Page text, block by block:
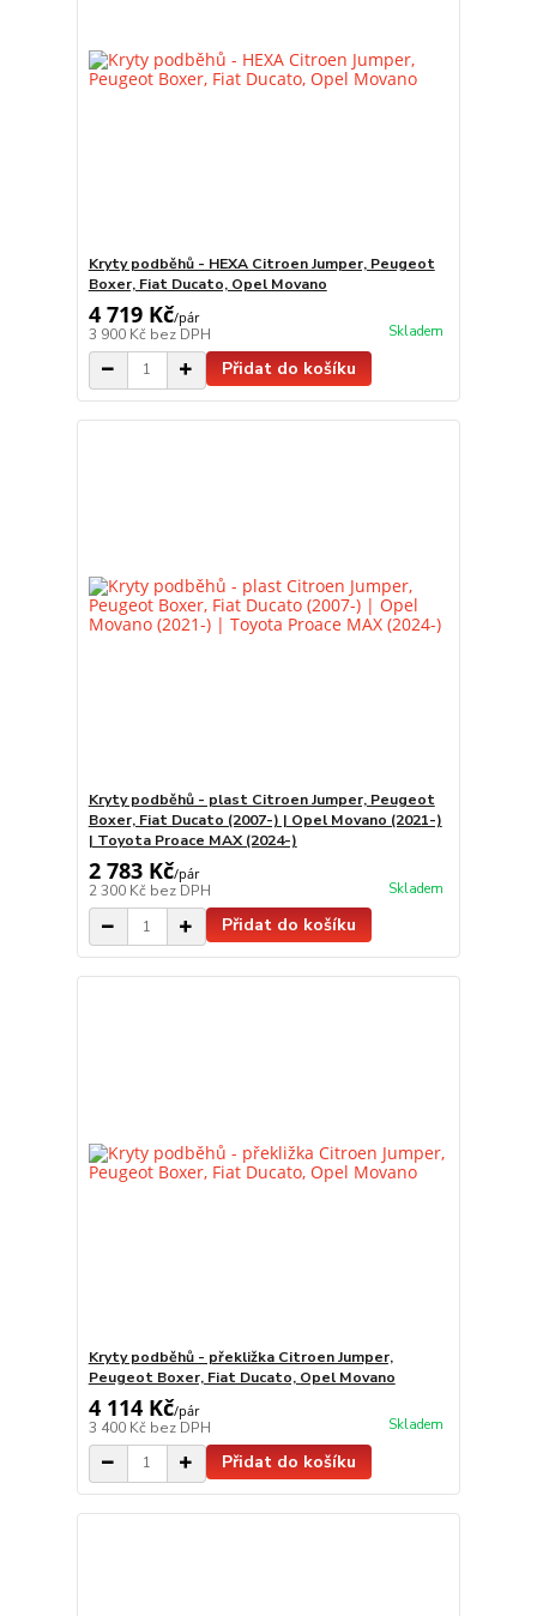
Kryty podběhů - HEXA Citroen Jumper, Peugeot
Boxer, Fiat Ducato, Opel Movano
4 719 Kč/pár
3 900 Kč bez DPH Skladem
Přidat do košíku
Kryty podběhů - plast Citroen Jumper, Peugeot
Boxer, Fiat Ducato (2007-) | Opel Movano (2021-)
| Toyota Proace MAX (2024-)
2 783 Kč/pár
2 300 Kč bez DPH Skladem
Přidat do košíku
Kryty podběhů - překližka Citroen Jumper,
Peugeot Boxer, Fiat Ducato, Opel Movano
4 114 Kč/pár
3 400 Kč bez DPH Skladem
Přidat do košíku